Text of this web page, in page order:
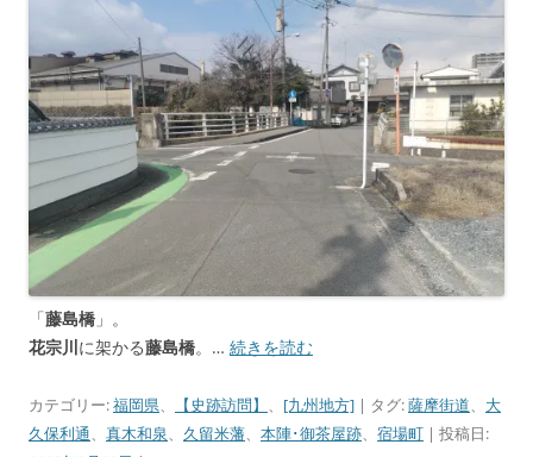
「藤島橋 」。
花宗川に架かる藤島橋。… 続きを読む
カテゴリー:福岡県、 【史跡訪問】 、 [九州地方] | タグ:薩摩街道、 大
久保利通、 真木和泉、 久留米藩、 本陣･御茶屋跡、 宿場町 | 投稿日: